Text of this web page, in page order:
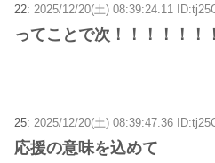
22: 2025/12/20(土) 08:39:24.11
ってことで次！！！！！！
25: 2025/12/20(土) 08:39:47.36
応援の意味を込めて